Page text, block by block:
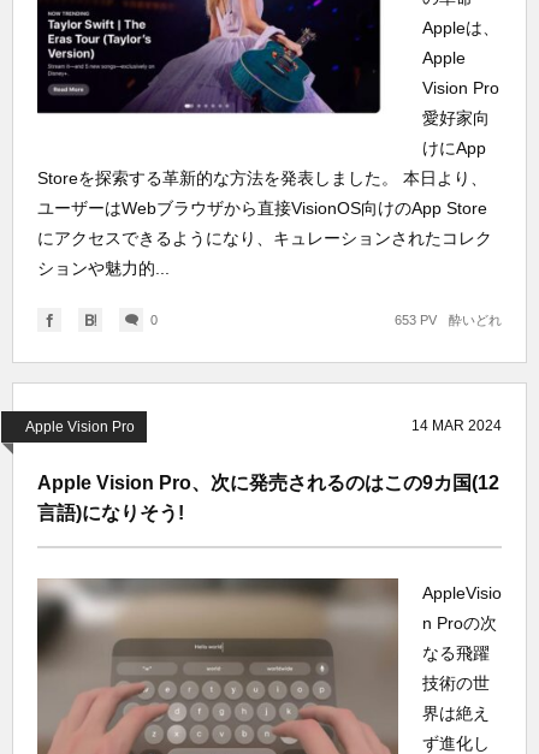
Appleは、
Apple
Vision Pro
愛好家向
けにApp
Storeを探索する革新的な方法を発表しました。 本日より、
ユーザーはWebブラウザから直接VisionOS向けのApp Store
にアクセスできるようになり、キュレーションされたコレク
ションや魅力的...
0 酔いどれ
653 PV
Apple Vision Pro 14 MAR 2024
Apple Vision Pro、次に発売されるのはこの9カ国(12
言語)になりそう!
AppleVisio
n Proの次
なる飛躍
技術の世
界は絶え
ず進化し